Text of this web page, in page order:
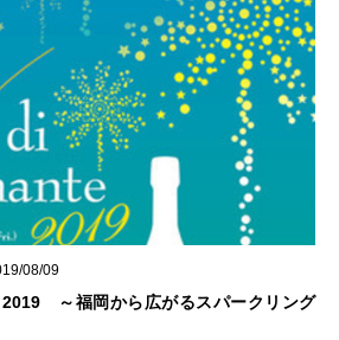
08/09
～福岡から広がるスパークリング